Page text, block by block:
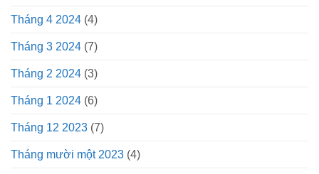
Tháng 4 2024 (4)
Tháng 3 2024 (7)
Tháng 2 2024 (3)
Tháng 1 2024 (6)
Tháng 12 2023 (7)
Tháng mười một 2023 (4)